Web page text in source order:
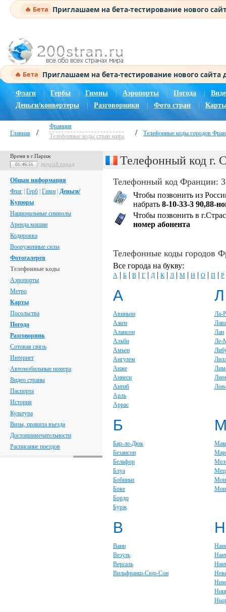
🔥 Бета Приглашаем на бета-тестирование нового
🔥 Бета Приглашаем на бета-тестирование нового
Флаги Гербы Гимны | Аэропорты Погода |
Деньги/конвертеры
Разговорники Фото стран
Главная /
Франция
Телефонные коды стран мира
/ Телефонные коды городов
Время в г.Париж
01:46:52 другой город
Общая информация
Флаг Герб Гимн Деньги/
Купюры
Национальные символы
Аренда машин
Кодировка
Вооруженные силы
Фотогалерея
Телефонные коды
Аэропорты
Метро
Карты
Посольства
Погода
Разговорник
Сотовая связь
Интернет
Автомобильные номера
Видео страны
Паспорта
История
Культура
Визы, правила въезда
Достопримечательности
Расписание поездов
Телефонный код г.
Телефонный код Франции:
Чтобы позвонить из
набрать 8-10-33-3 90,88-
Чтобы позвонить в
номер абонента
Телефонные коды городов
Все города на букву:
А | Б | В | Г | Д | К | Л | М | Н | О | П | Р
А
Авиньон
Ажен
Алансон
Альби
Амьен
Ангулем
Анже
Аннеси
Антиб
Арль
Аррас
Л
Ла-
Лан
Ле-
Б
Бар-ле-Дюк
Безансон
Бельфор
Блуа
Бобиньи
Бове
Бордо
Бурж
Мец
В
Ванн
Везуль
Версаль
Вильфранш-Сюр-Сон
Н
Ним